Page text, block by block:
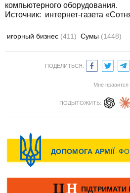
компьютерного оборудования.
Источник: интернет-газета
игорный бизнес (411) Сумы (1448)
ПОДЕЛИТЬСЯ:
Мне нравится
ПОДЫТОЖИТЬ: